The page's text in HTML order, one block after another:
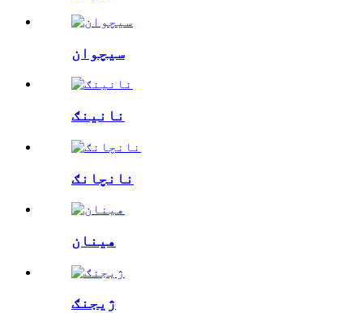
سیچوان
نانینګ
نانچانګ
هینان
ژیجنګ